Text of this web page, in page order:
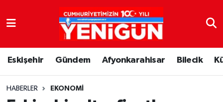
Eskişehir Gündem Afyonkarahisar Bilecik
HABERLER EKONOMI
Nöbetçi Eczaneler
Hava Durumu
Trafik Durumu